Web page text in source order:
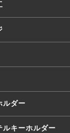
ルダー
ルキーホルダー